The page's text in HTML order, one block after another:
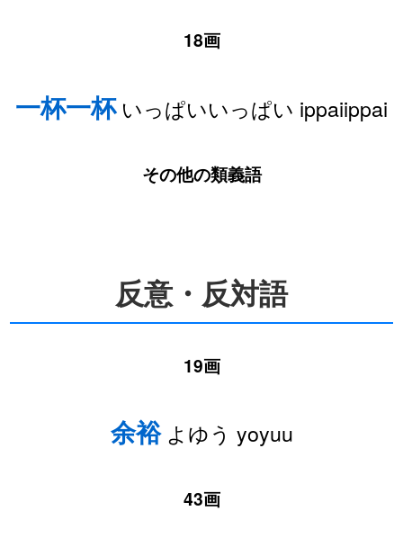
18画
一杯一杯いっぱいいっぱい ippaiippai
その他の類義語
反意・反対語
19画
余裕よゆう yoyuu
43画